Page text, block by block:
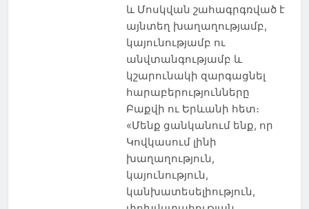
և Մոսկվան շահագրգռված է
այնտեղ խաղաղությամբ,
կայունությամբ ու
անվտանգությամբ և
կշարունակի զարգացնել
հարաբերությունները
Բաքվի ու Երևանի հետ։
«Մենք ցանկանում ենք, որ
Կովկասում լինի
խաղաղություն,
կայունություն,
կանխատեսելիություն,